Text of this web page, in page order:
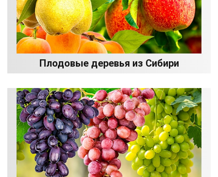
Плодовые деревья из Сибири